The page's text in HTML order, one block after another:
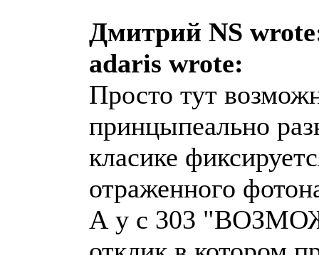
Дмитрий NS
adaris wrote:
Просто тут
принцыпеально
класике
отраженного
А у с 303